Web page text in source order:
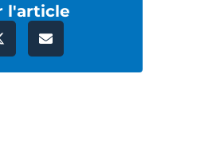
l'article